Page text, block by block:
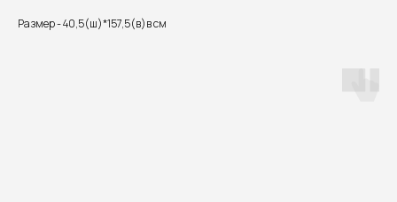
Размер - 40,5(ш)*157,5(в)в см